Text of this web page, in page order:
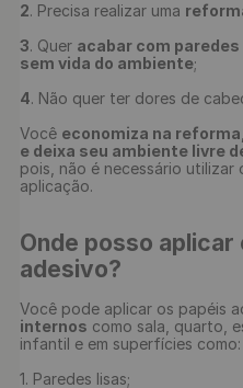
2. Precisa realizar uma
3. Quer acabar com
sem vida do ambiente;
4. Não quer ter dores de
Você economiza na
e deixa seu ambiente livre
pois, não é necessário
Onde posso aplicar
adesivo?
Você pode aplicar os papéis
internos como sala, quarto,
infantil e em superfícies como:
1. Paredes lisas;